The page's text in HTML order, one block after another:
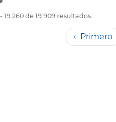
19.260 de 19.909 resultados.
← Primero